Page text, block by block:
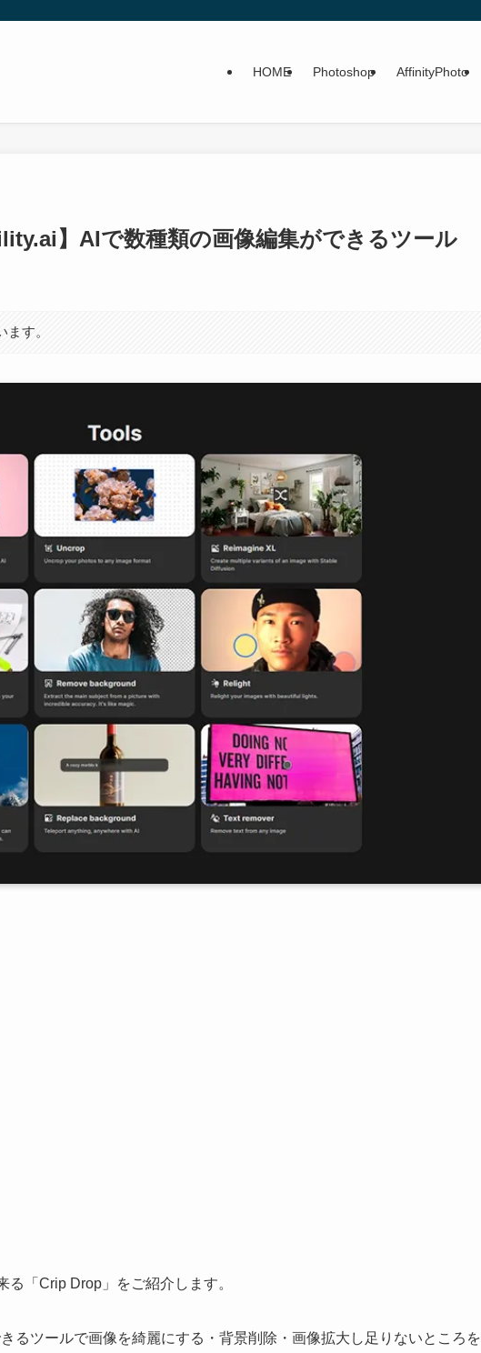
HOME Photoshop AffinityPhoto
】AIで数種類の画像編集ができるツール
す。
「Crip Drop」をご紹介します。
るツールで画像を綺麗にする・背景削除・画像拡大し足りないところを